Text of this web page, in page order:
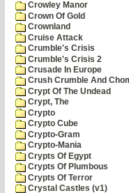
Crowley Manor
Crown Of Gold
Crownland
Cruise Attack
Crumble's Crisis
Crumble's Crisis 2
Crusade In Europe
Crush Crumble And
Crypt Of The Undead
Crypt, The
Crypto
Crypto Cube
Crypto-Gram
Crypto-Mania
Crypts Of Egypt
Crypts Of Plumbous
Crypts Of Terror
Crystal Castles (v1)